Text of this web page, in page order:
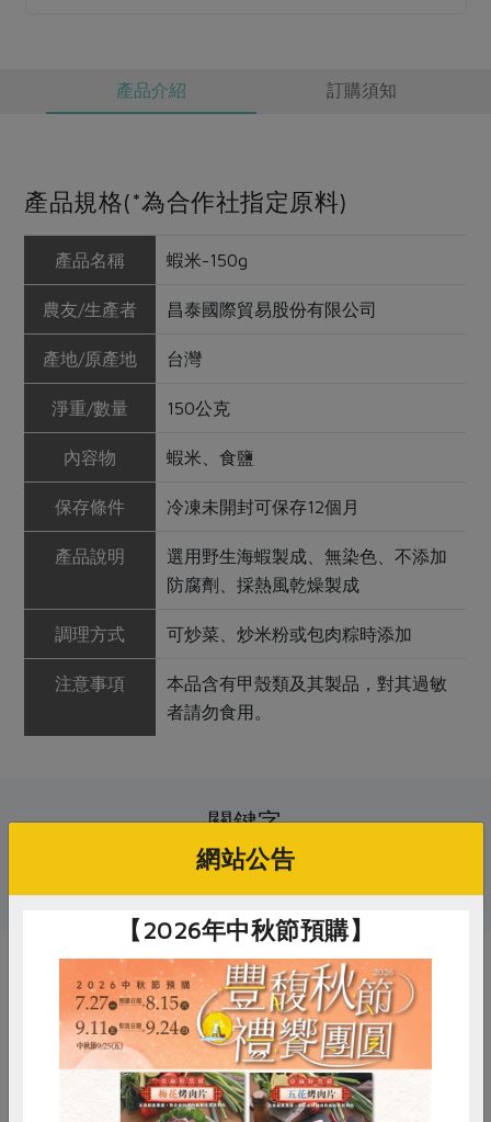
產品介紹 訂購須知
產品規格(*為合作社指定原料)
產品名稱 蝦米-150g
農友/生產者 昌泰國際貿易股份有限公司
產地/原產地 台灣
淨重/數量 150公克
內容物 蝦米、食鹽
保存條件 冷凍未開封可保存12個月
產品說明
選用野生海蝦製成、無染色、不添加
防腐劑、採熱風乾燥製成
調理方式 可炒菜、炒米粉或包肉粽時添加
注意事項
本品含有甲殼類及其製品，對其過敏
者請勿食用。
關鍵字
# 蝦米
你可能有興趣的產品
網站公告
【2026年中秋節預購】